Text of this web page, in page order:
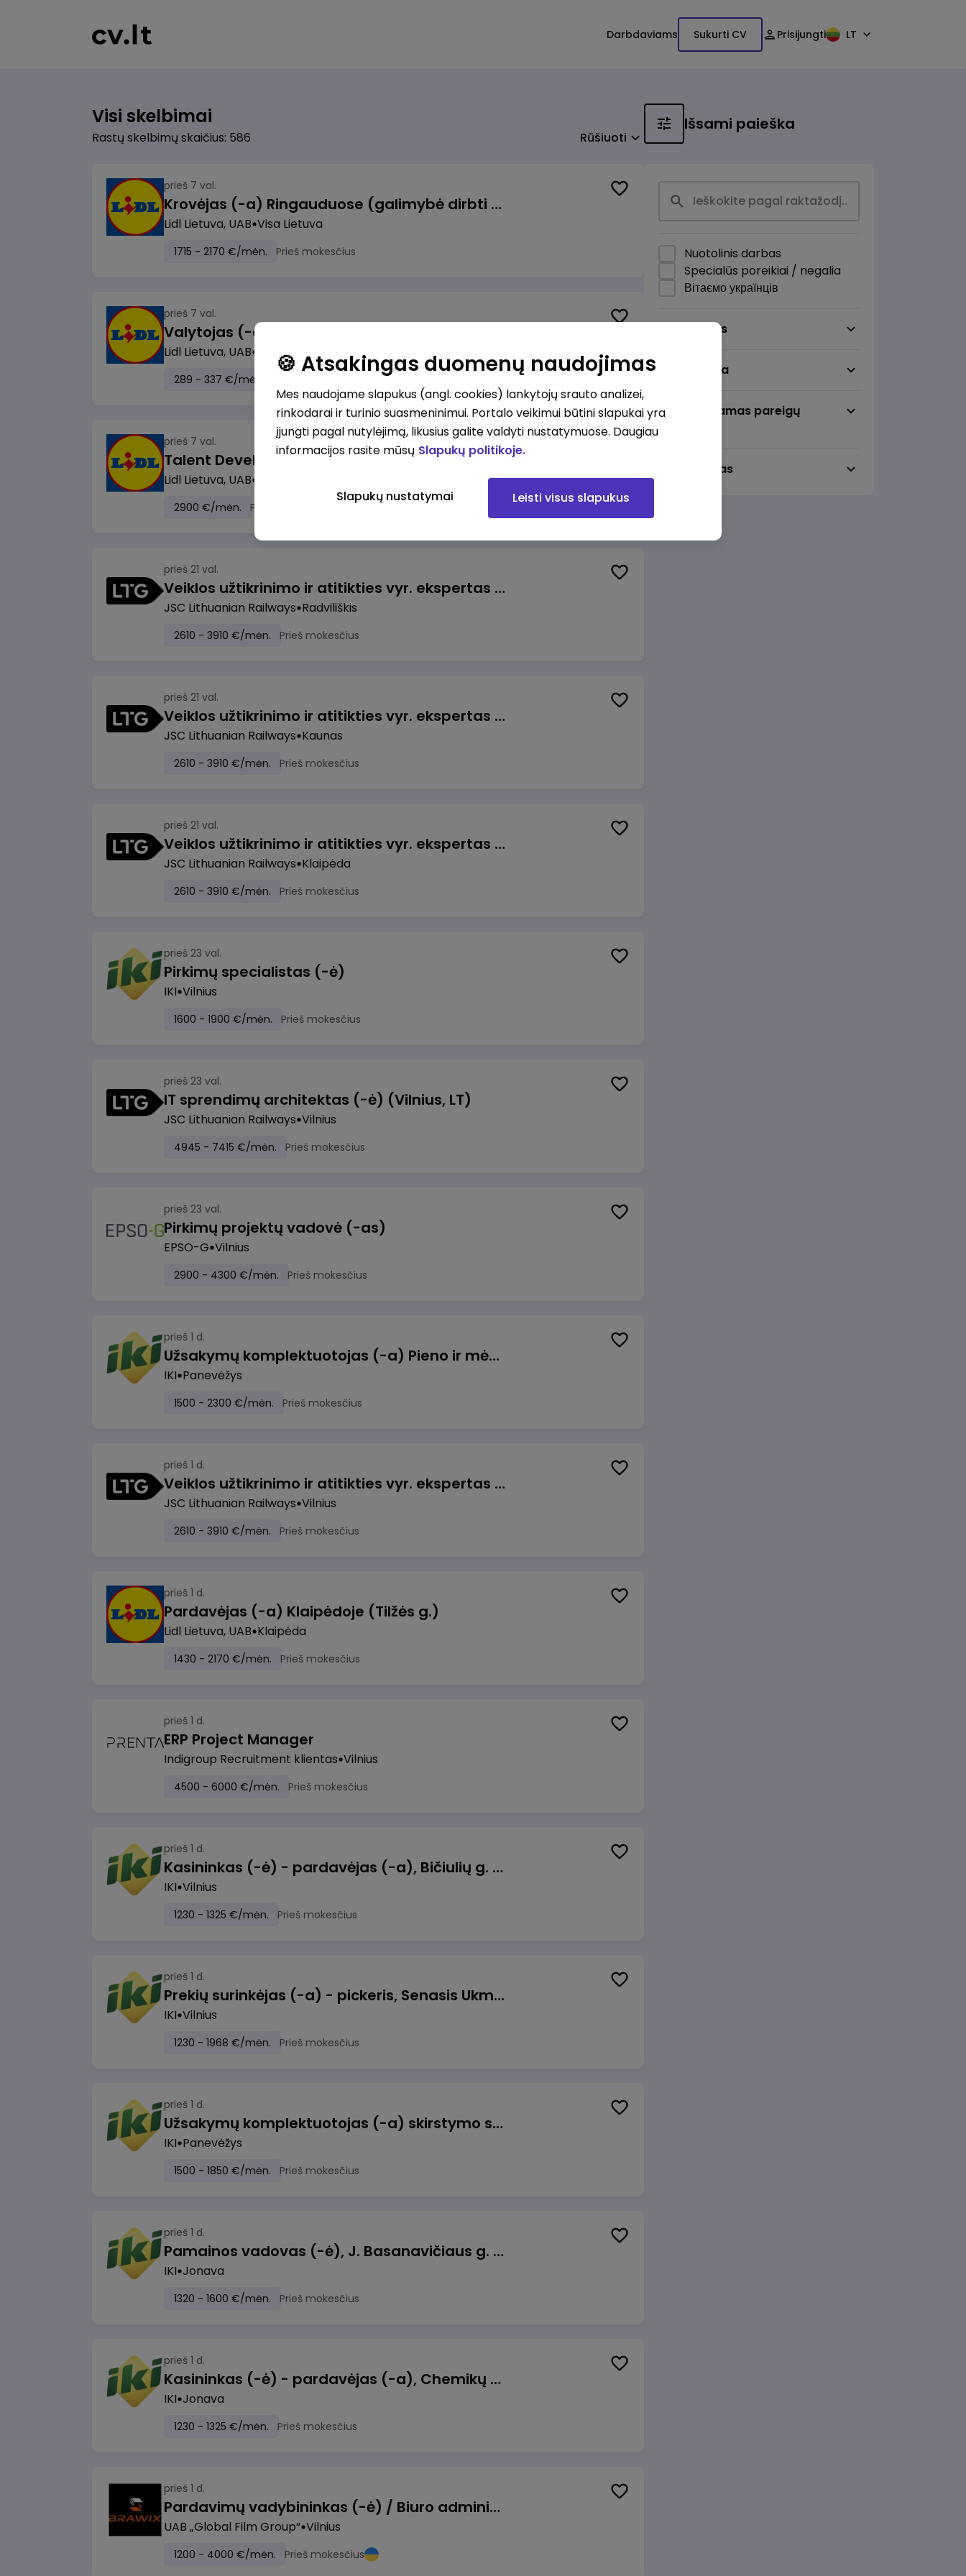
Darbdaviams Sukurti CV Prisijungti LT
Visi skelbimai
Rastų skelbimų skaičius: 586 Rūšiuoti
prieš 7 val.
Krovėjas (-a) Ringauduose (galimybė dirbti nepilnu etatu)
Lidl Lietuva, UAB Visa Lietuva
1715 - 2170 €/mėn. Prieš mokesčius
prieš 7 val.
Lidl Lietuva, UAB Marijampolė
289 - 337 €/mėn.
prieš 7 val.
Talent Development Project Manager (fixed term - 1.5 years)
Lidl Lietuva, UAB
2900 €/mėn. Prieš mokesčius
prieš 21 val.
Veiklos užtikrinimo ir atitikties vyr. ekspertas (-ė) (Radviliškis) (Radviliškis, LT)
JSC Lithuanian Railways Radviliškis
2610 - 3910 €/mėn. Prieš mokesčius
prieš 21 val.
Veiklos užtikrinimo ir atitikties vyr. ekspertas (-ė) (Kaunas) (Kaunas, LT)
JSC Lithuanian Railways Kaunas
2610 - 3910 €/mėn. Prieš mokesčius
prieš 21 val.
Veiklos užtikrinimo ir atitikties vyr. ekspertas (-ė) (Klaipėda) (Klaipėda, LT)
JSC Lithuanian Railways Klaipėda
2610 - 3910 €/mėn. Prieš mokesčius
prieš 23 val.
Pirkimų specialistas (-ė)
IKI Vilnius
1600 - 1900 €/mėn. Prieš mokesčius
prieš 23 val.
IT sprendimų architektas (-ė) (Vilnius, LT)
JSC Lithuanian Railways Vilnius
4945 - 7415 €/mėn. Prieš mokesčius
prieš 23 val.
Pirkimų projektų vadovė (-as)
EPSO-G Vilnius
2900 - 4300 €/mėn. Prieš mokesčius
prieš 1 d.
Užsakymų komplektuotojas (-a) Pieno ir mėsos sandėlyje
IKI Panevėžys
1500 - 2300 €/mėn. Prieš mokesčius
prieš 1 d.
Veiklos užtikrinimo ir atitikties vyr. ekspertas (-ė) (Vilnius, LT)
JSC Lithuanian Railways Vilnius
2610 - 3910 €/mėn. Prieš mokesčius
prieš 1 d.
Pardavėjas (-a) Klaipėdoje (Tilžės g.)
Lidl Lietuva, UAB Klaipėda
1430 - 2170 €/mėn. Prieš mokesčius
prieš 1 d.
ERP Project Manager
Indigroup Recruitment klientas Vilnius
4500 - 6000 €/mėn. Prieš mokesčius
prieš 1 d.
Kasininkas (-ė) - pardavėjas (-a), Bičiulių g. 36, Bukiškis, Vilnius
IKI Vilnius
1230 - 1325 €/mėn. Prieš mokesčius
prieš 1 d.
Prekių surinkėjas (-a) - pickeris, Senasis Ukmergės kelias 8, Avižieniai
IKI Vilnius
1230 - 1968 €/mėn. Prieš mokesčius
prieš 1 d.
Užsakymų komplektuotojas (-a) skirstymo sandėlyje
IKI Panevėžys
1500 - 1850 €/mėn. Prieš mokesčius
prieš 1 d.
Pamainos vadovas (-ė), J. Basanavičiaus g. 6, Jonava
IKI Jonava
1320 - 1600 €/mėn. Prieš mokesčius
prieš 1 d.
Kasininkas (-ė) - pardavėjas (-a), Chemikų g. 1, Jonava
IKI Jonava
1230 - 1325 €/mėn. Prieš mokesčius
prieš 1 d.
Pardavimų vadybininkas (-ė) / Biuro administratorius (-ė) (B2B)
UAB „Global Film Group“ Vilnius
1200 - 4000 €/mėn. Prieš mokesčius
Išsami paieška
Nuotolinis darbas
Specialūs poreikiai / negalia
Вітаємо українців
Darbo sritis
Darbo vieta
Pageidaujamas pareigų
Darbo laikas
🍪 Atsakingas duomenų naudojimas
Mes naudojame slapukus (angl. cookies) lankytojų srauto analizei,
rinkodarai ir turinio suasmeninimui. Portalo veikimui būtini slapukai yra
įjungti pagal nutylėjimą, likusius galite valdyti nustatymuose. Daugiau
informacijos rasite mūsų Slapukų politikoje.
Slapukų nustatymai Leisti visus slapukus